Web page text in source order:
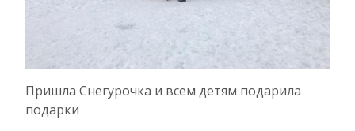
Пришла Снегурочка и всем детям подарила
подарки